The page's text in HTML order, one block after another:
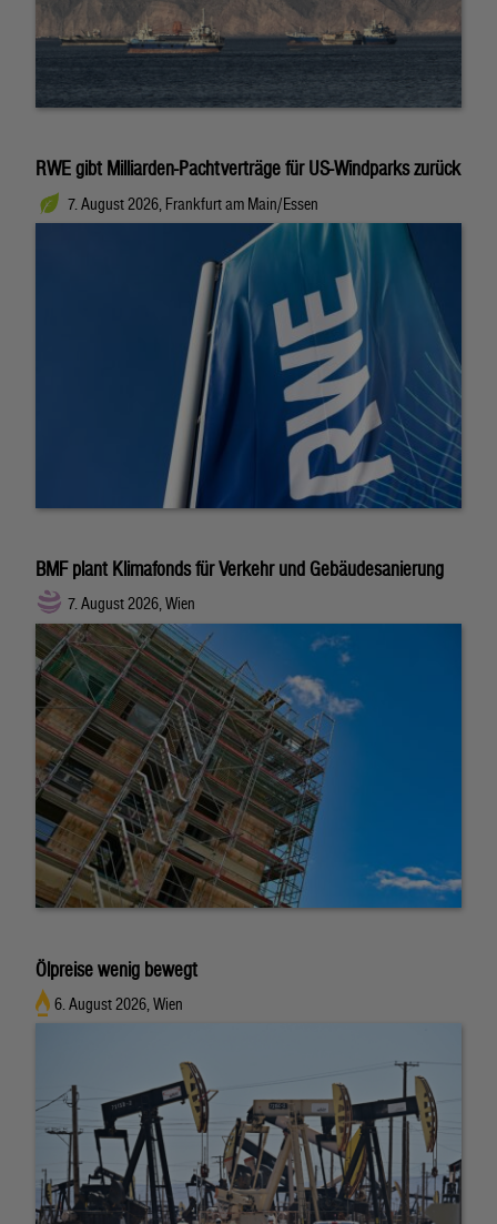
RWE gibt Milliarden-Pachtverträge für US-Windparks zurück
7. August 2026, Frankfurt am Main/Essen
BMF plant Klimafonds für Verkehr und Gebäudesanierung
7. August 2026, Wien
Ölpreise wenig bewegt
6. August 2026, Wien